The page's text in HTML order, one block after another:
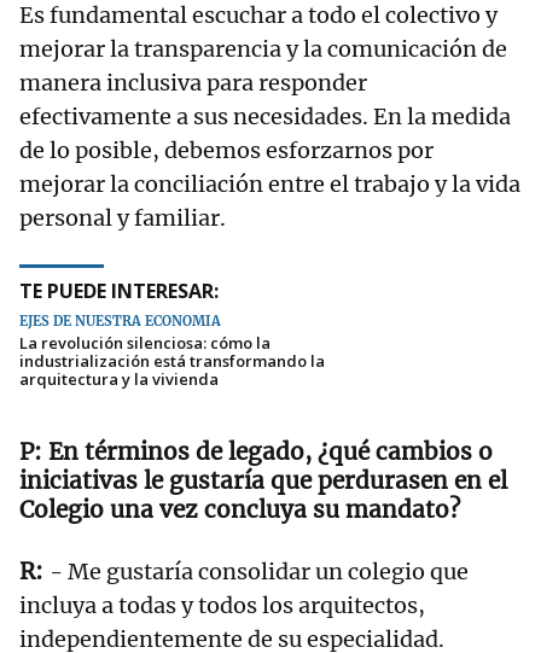
Es fundamental escuchar a todo el colectivo y
mejorar la transparencia y la comunicación de
manera inclusiva para responder
efectivamente a sus necesidades. En la medida
de lo posible, debemos esforzarnos por
mejorar la conciliación entre el trabajo y la vida
personal y familiar.
TE PUEDE INTERESAR:
EJES DE NUESTRA ECONOMÍA
La revolución silenciosa: cómo la
industrialización está transformando la
arquitectura y la vivienda
En términos de legado, ¿qué cambios o
iniciativas le gustaría que perdurasen en el
Colegio una vez concluya su mandato?
- Me gustaría consolidar un colegio que
incluya a todas y todos los arquitectos,
independientemente de su especialidad.